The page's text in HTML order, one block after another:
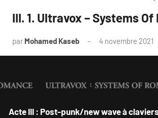
III. 1. Ultravox – Systems
par Mohamed Kaseb 4 novembre 2021
Acte III : Post-punk/new wave à